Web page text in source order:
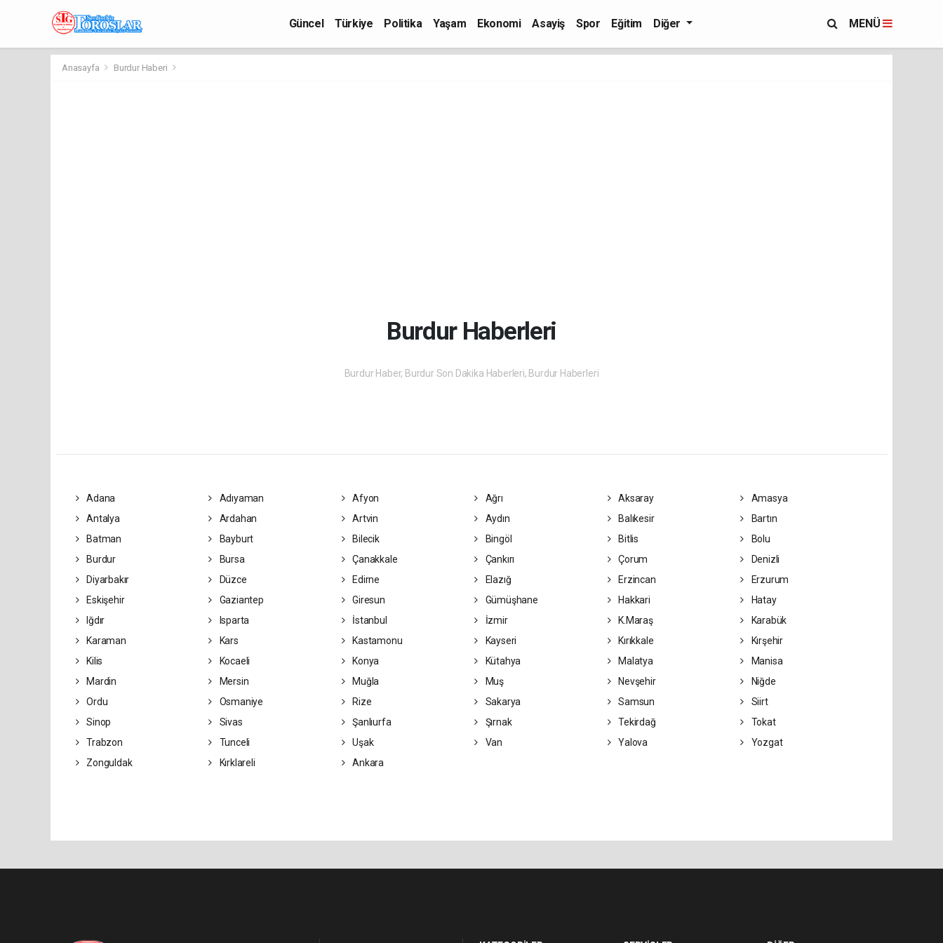
Güncel Türkiye Politika Yaşam Ekonomi Asayiş Spor Eğitim Diğer MENÜ
Anasayfa Burdur Haberi
Burdur Haberleri
Burdur Haber, Burdur Son Dakika Haberleri, Burdur Haberleri
Adana Adıyaman Afyon Ağrı Aksaray
Amasya
Antalya
Ardahan Artvin Aydın Balıkesir
Bartın
Batman
Bayburt Bilecik Bingöl Bitlis
Bolu
Burdur
Bursa Çanakkale Çankırı Çorum
Denizli
Diyarbakır
Düzce Edirne Elazığ Erzincan
Erzurum
Eskişehir
Gaziantep Giresun Gümüşhane Hakkari
Hatay
Iğdır
Isparta İstanbul İzmir K.Maraş
Karabük
Karaman
Kars Kastamonu Kayseri Kırıkkale
Kırşehir
Kilis
Kocaeli Konya Kütahya Malatya
Manisa
Mardin
Mersin Muğla Muş Nevşehir
Niğde
Ordu
Osmaniye Rize Sakarya Samsun
Siirt
Sinop
Sivas Şanlıurfa Şırnak Tekirdağ
Tokat
Trabzon
Tunceli Uşak Van Yalova
Yozgat
Zonguldak
Kırklareli Ankara